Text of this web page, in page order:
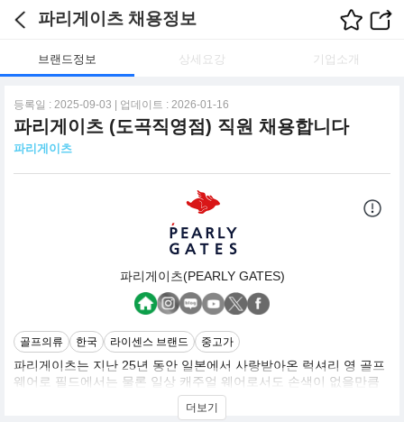
파리게이츠 채용정보
브랜드정보 상세요강 기업소개
등록일 : 2025-09-03 | 업데이트 : 2026-01-16
파리게이츠 (도곡직영점) 직원 채용합니다
파리게이츠
파리게이츠(PEARLY GATES)
골프의류 한국 라이센스 브랜드 중고가
파리게이츠는 지난 25년 동안 일본에서 사랑받아온 럭셔리 영 골프
웨어로 필드에서는 물론 일상 캐주얼 웨어로서도 손색이 없을만큼
새로운 개념의 필드 스타일을 제안합니다.
일본 특유의 정교하고 풍부한 색감과 트렌드를 리드하는 다양한 시
더보기